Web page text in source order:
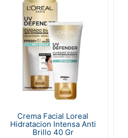
Crema Facial Loreal
Hidratacion Intensa Anti
Brillo 40 Gr